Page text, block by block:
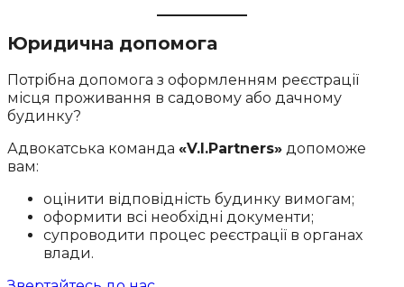
Юридична допомога
Потрібна допомога з оформленням реєстрації
місця проживання в садовому або дачному
будинку?
Адвокатська команда «V.I.Partners» допоможе
вам:
оцінити відповідність будинку вимогам;
оформити всі необхідні документи;
супроводити процес реєстрації в органах
влади.